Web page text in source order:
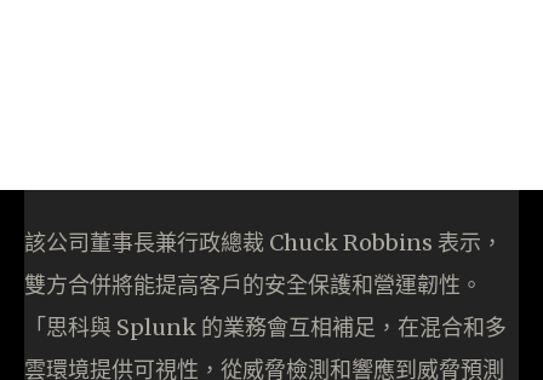
該公司董事長兼行政總裁 Chuck Robbins 表示，
雙方合併將能提高客戶的安全保護和營運韌性。
「思科與 Splunk 的業務會互相補足，在混合和多
雲環境提供可視性，從威脅檢測和響應到威脅預測